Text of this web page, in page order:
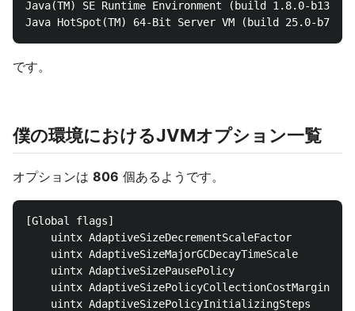
Java(TM) SE Runtime Environment (build 1.8.0-b132)
です。
僕の環境におけるJVMオプション一覧
オプションは 806 個あるようです。
[Global flags]
uintx AdaptiveSizeDecrementScaleFactor
uintx AdaptiveSizeMajorGCDecayTimeScale
uintx AdaptiveSizePausePolicy
uintx AdaptiveSizePolicyCollectionCostMargin
uintx AdaptiveSizePolicyInitializingSteps